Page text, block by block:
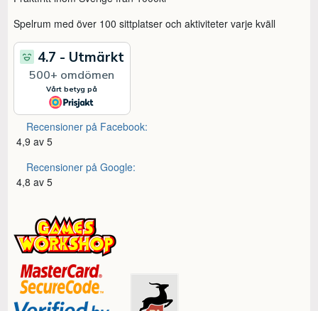
Spelrum med över 100 sittplatser och aktiviteter varje kväll
Recensioner på Facebook:
4,9 av 5
Recensioner på Google:
4,8 av 5